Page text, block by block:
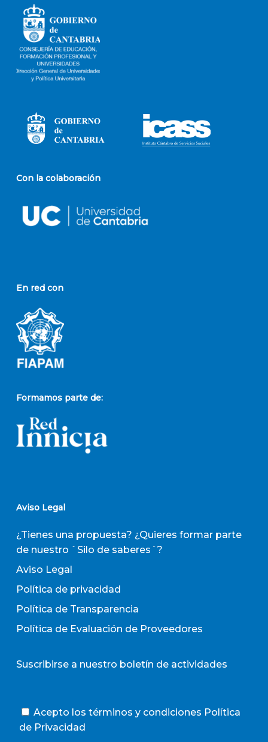
Con la colaboración
En red con
Formamos parte de:
Aviso Legal
¿Tienes una propuesta? ¿Quieres formar parte
de nuestro `Silo de saberes´?
Aviso Legal
Política de privacidad
Política de Transparencia
Política de Evaluación de Proveedores
Suscribirse a nuestro boletín de actividades
Acepto los términos y condiciones Política
de Privacidad